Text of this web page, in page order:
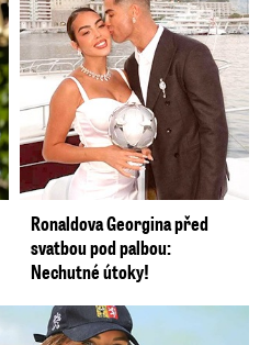
Ronaldova Georgina před
svatbou pod palbou:
Nechutné útoky!
Překvapení pro sporťáky!